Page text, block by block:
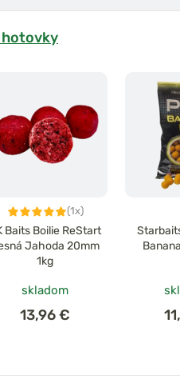
(1x)
Baits Boilie ReStart
Jahoda 20mm
1kg
skladom
13,96 €